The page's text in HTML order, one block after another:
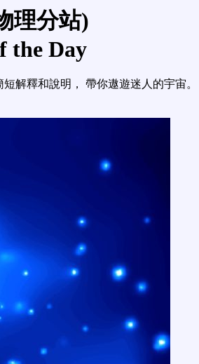
理分站)
the Day
解釋和說明， 帶你遨遊迷人的宇宙。